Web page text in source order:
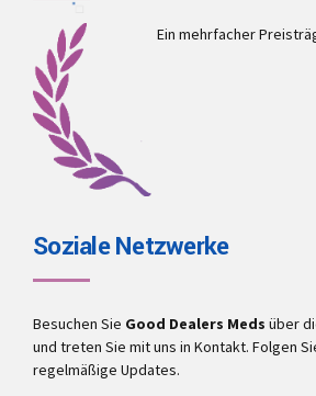
Ein mehrfacher
Soziale Netzwerke
Besuchen Sie Good Dealers Meds über
und treten Sie mit uns in Kontakt. Folgen
regelmäßige Updates.